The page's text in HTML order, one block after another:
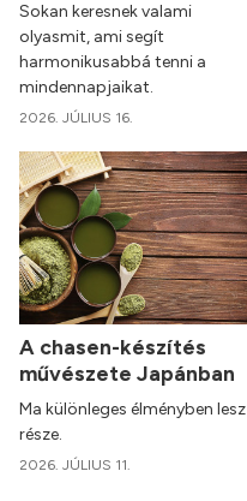
Sokan keresnek valami
olyasmit, ami segít
harmonikusabbá tenni a
mindennapjaikat.
2026. JÚLIUS 16.
A chasen-készítés
művészete Japánban
Ma különleges élményben lesz
része.
2026. JÚLIUS 11.